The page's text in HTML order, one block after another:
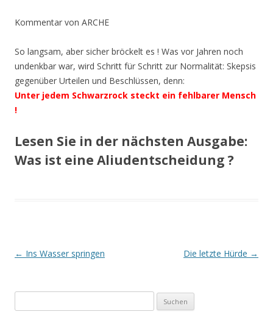
Kommentar von ARCHE
So langsam, aber sicher bröckelt es ! Was vor Jahren noch
undenkbar war, wird Schritt für Schritt zur Normalität: Skepsis
gegenüber Urteilen und Beschlüssen, denn:
Unter jedem Schwarzrock steckt ein fehlbarer Mensch
!
Lesen Sie in der nächsten Ausgabe:
Was ist eine Aliudentscheidung ?
Beitrags-
← Ins Wasser springen Die letzte Hürde →
nach: